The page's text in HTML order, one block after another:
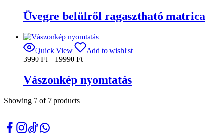
Üvegre belülről ragasztható matrica
Quick View
Add to wishlist
3990 Ft – 19990 FtÁrtartomány:
19990 Ft
Vászonkép nyomtatás
Ennek
több
Showing 7 of 7 products